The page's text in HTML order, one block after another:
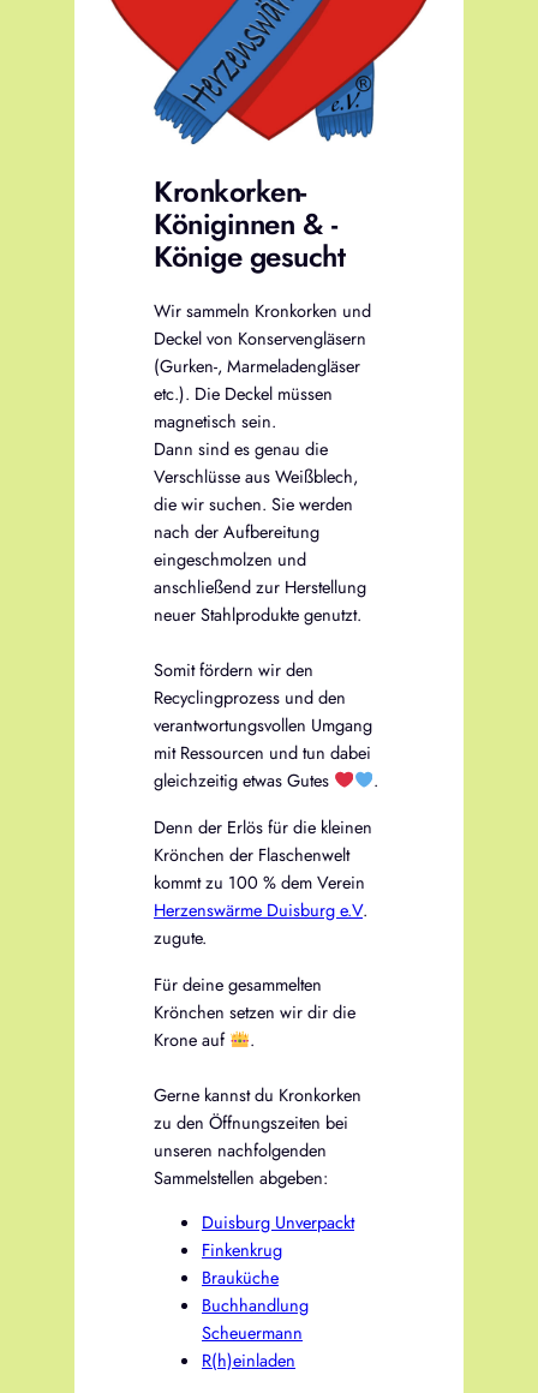
Kronkorken-
Königinnen & -
Könige gesucht
Wir sammeln Kronkorken und
Deckel von Konservengläsern
(Gurken-, Marmeladengläser
etc.). Die Deckel müssen
magnetisch sein.
Dann sind es genau die
Verschlüsse aus Weißblech,
die wir suchen. Sie werden
nach der Aufbereitung
eingeschmolzen und
anschließend zur Herstellung
neuer Stahlprodukte genutzt.
Somit fördern wir den
Recyclingprozess und den
verantwortungsvollen Umgang
mit Ressourcen und tun dabei
gleichzeitig etwas Gutes
.
Denn der Erlös für die kleinen
Krönchen der Flaschenwelt
kommt zu 100 % dem Verein
Herzenswärme Duisburg e.V.
zugute.
Für deine gesammelten
Krönchen setzen wir dir die
Krone auf
.
Gerne kannst du Kronkorken
zu den Öffnungszeiten bei
unseren nachfolgenden
Sammelstellen abgeben:
Duisburg Unverpackt
Finkenkrug
Brauküche
Buchhandlung
Scheuermann
R(h)einladen